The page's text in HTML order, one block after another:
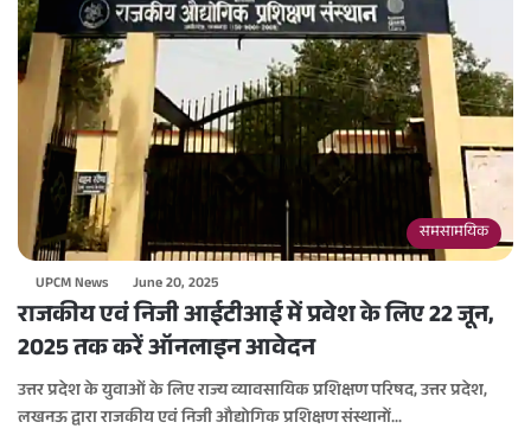
समसामयिक
UPCM News June 20, 2025
राजकीय एवं निजी आईटीआई में प्रवेश के लिए 22 जून,
2025 तक करें ऑनलाइन आवेदन
उत्तर प्रदेश के युवाओं के लिए राज्य व्यावसायिक प्रशिक्षण परिषद, उत्तर प्रदेश,
लखनऊ द्वारा राजकीय एवं निजी औद्योगिक प्रशिक्षण संस्थानों…